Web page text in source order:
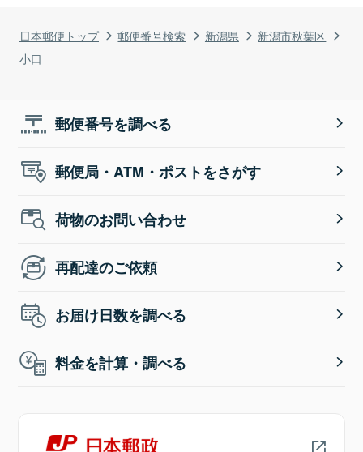
日本郵便トップ 郵便番号検索 新潟県
新潟市秋葉区
小口
郵便番号を調べる
郵便局・ATM・ポストをさがす
荷物のお問い合わせ
再配達のご依頼
お届け日数を調べる
料金を計算・調べる